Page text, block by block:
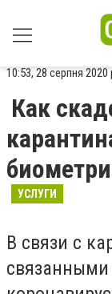
10:53, 28 серпня 2020
Как
УСЛУГИ
В связи с
связанными